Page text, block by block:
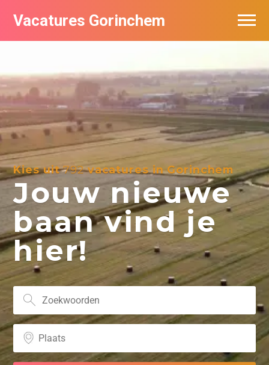
Vacatures Gorinchem
Kies uit792vacatures in Gorinchem
Jouw nieuwe
baan vind je
hier!
Vacatures bij bedrijven in Gorinchem
De populairste vacatures in Gorinchem
Nieuwsbrief feed